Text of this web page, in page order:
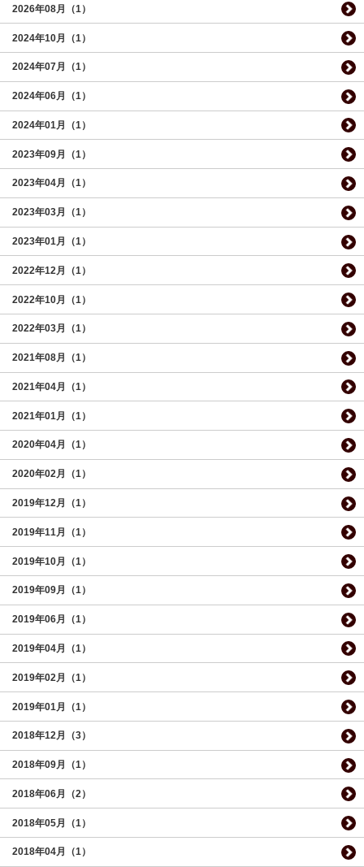
2026年08月（1）
2024年10月（1）
2024年07月（1）
2024年06月（1）
2024年01月（1）
2023年09月（1）
2023年04月（1）
2023年03月（1）
2023年01月（1）
2022年12月（1）
2022年10月（1）
2022年03月（1）
2021年08月（1）
2021年04月（1）
2021年01月（1）
2020年04月（1）
2020年02月（1）
2019年12月（1）
2019年11月（1）
2019年10月（1）
2019年09月（1）
2019年06月（1）
2019年04月（1）
2019年02月（1）
2019年01月（1）
2018年12月（3）
2018年09月（1）
2018年06月（2）
2018年05月（1）
2018年04月（1）